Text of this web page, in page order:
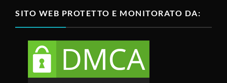
SITO WEB PROTETTO E MONITORATO DA: